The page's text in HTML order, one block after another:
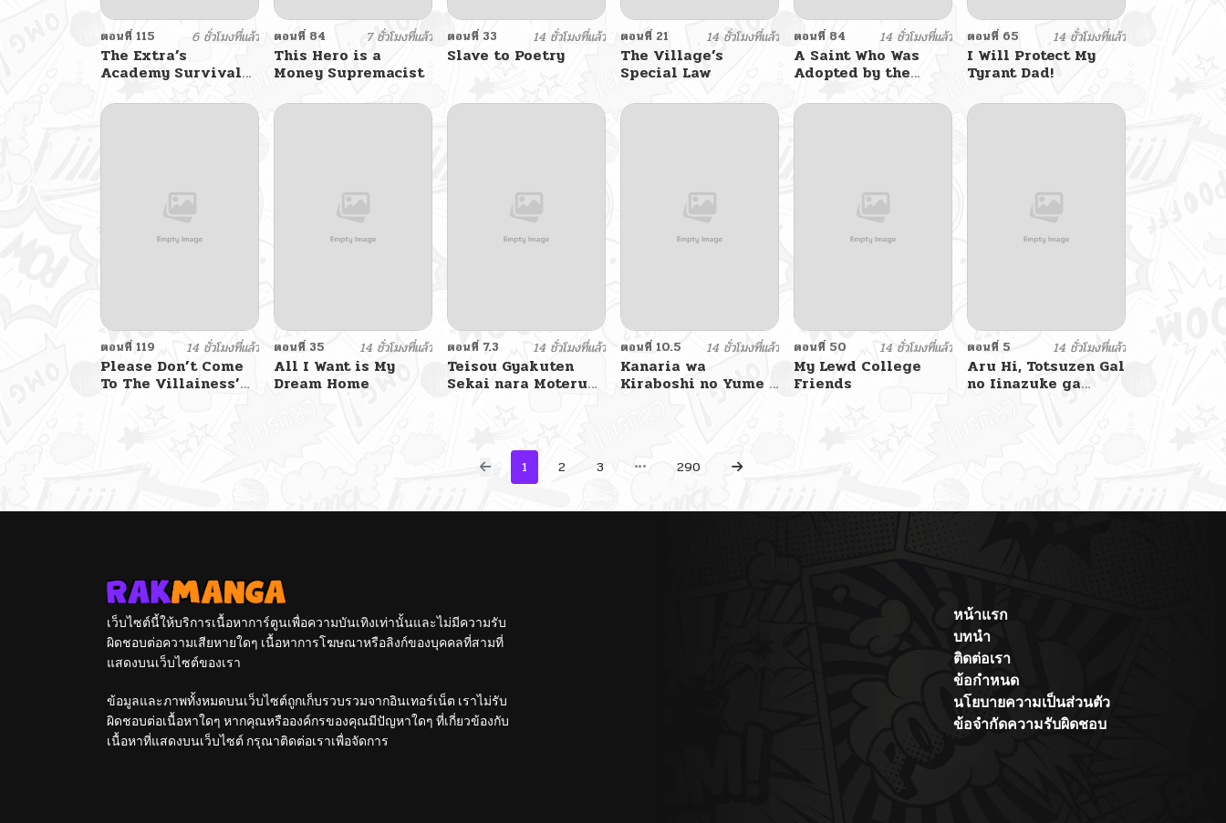
ตอนที่ 115 6 ชั่วโมงที่แล้ว
The Extra’s
Academy Survival
ชีวิตรอดในอคาเดมี
ตอนที่ 84 7 ชั่วโมงที่แล้ว
This Hero is a
Money Supremacist
ตอนที่ 33 14 ชั่วโมงที่แล้ว
Slave to Poetry
ตอนที่ 21 14 ชั่วโมงที่แล้ว
The Village’s
Special Law
ตอนที่ 84 14 ชั่วโมงที่แล้ว
A Saint Who Was
Adopted by the
ตอนที่ 65 14 ชั่วโมงที่แล้ว
I Will Protect My
Tyrant Dad!
ตอนที่ 119 14 ชั่วโมงที่แล้ว
Please Don’t Come
To The Villainess’
ตอนที่ 35 14 ชั่วโมงที่แล้ว
All I Want is My
Dream Home
ตอนที่ 7.3 14 ชั่วโมงที่แล้ว
Teisou Gyakuten
Sekai nara Moteru
ตอนที่ 10.5 14 ชั่วโมงที่แล้ว
Kanaria wa
Kiraboshi no Yume o
ตอนที่ 50 14 ชั่วโมงที่แล้ว
My Lewd College
Friends
ตอนที่ 5 14 ชั่วโมงที่แล้ว
Aru Hi, Totsuzen Gal
no Iinazuke ga
1 2 3 290
เว็บไซต์นี้ให้บริการเนื้อหาการ์ตูนเพื่อความบันเทิงเท่านั้นและไม่มีความรับ
ผิดชอบต่อความเสียหายใดๆ เนื้อหาการโฆษณาหรือลิงก์ของบุคคลที่สามที่
แสดงบนเว็บไซต์ของเรา
ข้อมูลและภาพทั้งหมดบนเว็บไซต์ถูกเก็บรวบรวมจากอินเทอร์เน็ต เราไม่รับ
ผิดชอบต่อเนื้อหาใดๆ หากคุณหรือองค์กรของคุณมีปัญหาใดๆ ที่เกี่ยวข้องกับ
เนื้อหาที่แสดงบนเว็บไซต์ กรุณาติดต่อเราเพื่อจัดการ
หน้าแรก
บทนำ
ติดต่อเรา
ข้อกำหนด
นโยบายความเป็นส่วนตัว
ข้อจำกัดความรับผิดชอบ